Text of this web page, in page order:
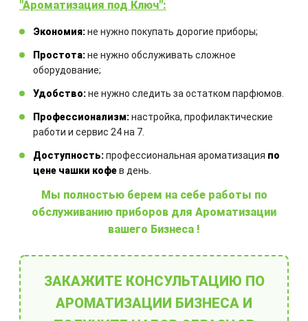
Ароматы
Выберите готовое решение
"Ароматизация под Ключ":
Экономия:не нужно покупать дорогие приборы;
Простота:не нужно обслуживать сложное
оборудование;
Удобство:не нужно следить за остатком парфюмов.
Профессионализм:настройка, профилактические
работи и сервис 24 на 7.
Доступность:профессиональная ароматизация по
цене чашки кофев день.
Мы полностью берем на себе работы по
обслуживанию приборов для Ароматизации
вашего Бизнеса !
ЗАКАЖИТЕ КОНСУЛЬТАЦИЮ ПО
АРОМАТИЗАЦИИ БИЗНЕСА И